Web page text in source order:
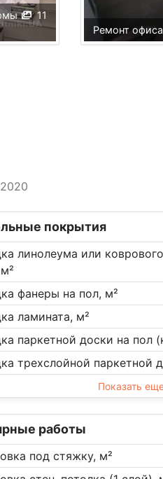
11
Ремонт
покрытия
линолеума или
фанеры на пол, м²
ламината, м²
паркетной доски на пол
трехслойной паркетной
Показать
работы
под стяжку, м²